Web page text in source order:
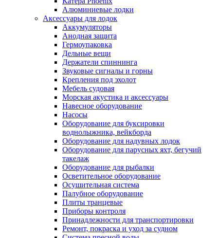
Алюминиевые лодки
Аксессуары для лодок
Аккумуляторы
Анодная защита
Гермоупаковка
Дельные вещи
Держатели спиннинга
Звуковые сигналы и горны
Крепления под эхолот
Мебель судовая
Морская акустика и аксессуары
Навесное оборудование
Насосы
Оборудование для буксировки
воднолыжника, вейкборда
Оборудование для надувных лодок
Оборудование для парусных яхт, бегучий
такелаж
Оборудование для рыбалки
Осветительное оборудование
Осушительная система
Палубное оборудование
Плиты транцевые
Приборы контроля
Принадлежности для транспортировки
Ремонт, покраска и уход за судном